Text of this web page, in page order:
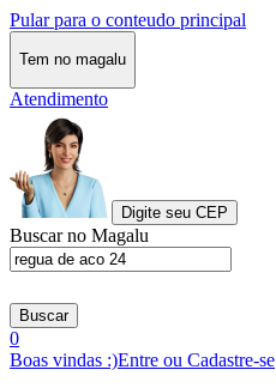
Pular para o conteudo principal
Tem no magalu
Atendimento
Digite seu CEP
Buscar no Magalu
Buscar
0
Boas vindas :)Entre ou Cadastre-se